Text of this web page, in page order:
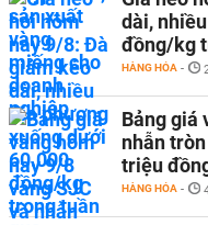
dài,
đồng/kg
HÀNG HÓA -
Bảng giá
nhẫn
triệu
HÀNG HÓA -